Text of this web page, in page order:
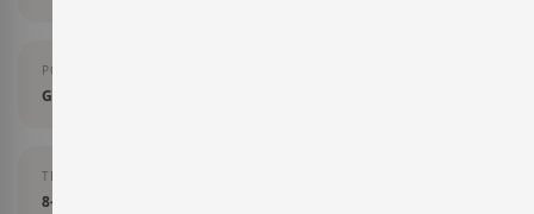
PORCENTAJE DE VARIEDAD
Garnacha Blanca, Macabeo.
TEMPERATURA DE SERVICIO
8-10 grados